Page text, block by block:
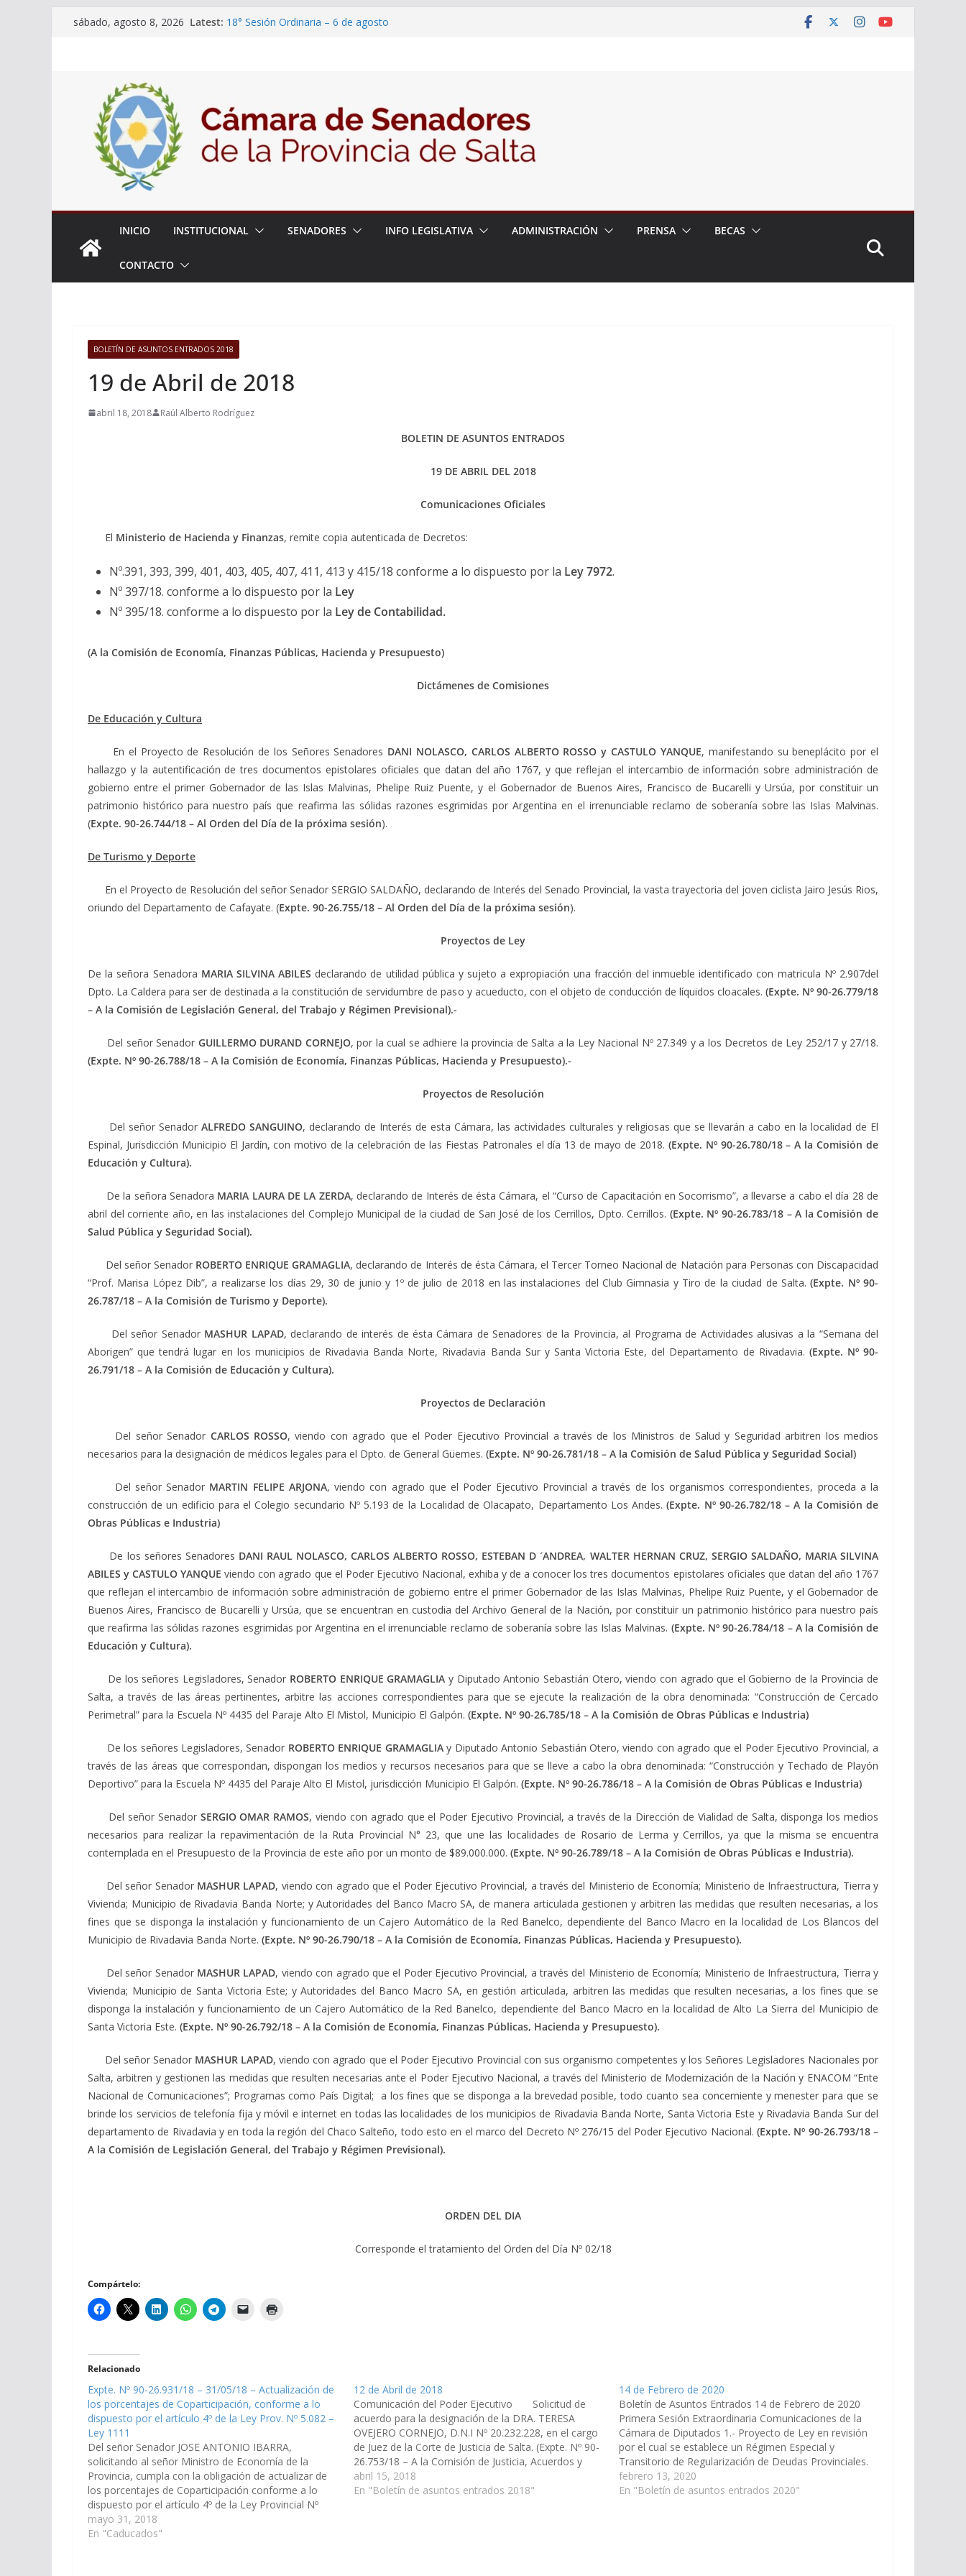
sábado, agosto 8, 2026 Latest: 18° Sesión Ordinaria – 6 de agosto
Expte. Nº 90-34.516/2026 – 06/08/26 – Créase el Ente Salteño
de Protección y Control Vegetal
INICIO INSTITUCIONAL SENADORES INFO LEGISLATIVA ADMINISTRACIÓN PRENSA BECAS
CONTACTO
BOLETÍN DE ASUNTOS ENTRADOS 2018
19 de Abril de 2018
abril 18, 2018 Raúl Alberto Rodríguez
BOLETIN DE ASUNTOS ENTRADOS
19 DE ABRIL DEL 2018
Comunicaciones Oficiales
El Ministerio de Hacienda y Finanzas, remite copia autenticada de Decretos:
Nº.391, 393, 399, 401, 403, 405, 407, 411, 413 y 415/18 conforme a lo dispuesto por la Ley7972.
Nº 397/18. conforme a lo dispuesto por la Ley
Nº 395/18. conforme a lo dispuesto por la Leyde Contabilidad.
(A la Comisión de Economía, Finanzas Públicas, Hacienda y Presupuesto)
Dictámenes de Comisiones
De Educación y Cultura
En el Proyecto de Resolución de los Señores Senadores DANI NOLASCO, CARLOS ALBERTO ROSSO y CASTULO YANQUE, manifestando su beneplácito por el
hallazgo y la autentificación de tres documentos epistolares oficiales que datan del año 1767, y que reflejan el intercambio de información sobre administración de
gobierno entre el primer Gobernador de las Islas Malvinas, Phelipe Ruiz Puente, y el Gobernador de Buenos Aires, Francisco de Bucarelli y Ursúa, por constituir un
patrimonio histórico para nuestro país que reafirma las sólidas razones esgrimidas por Argentina en el irrenunciable reclamo de soberanía sobre las Islas Malvinas.
(Expte. 90-26.744/18 – Al Orden del Día de la próxima sesión).
De Turismo y Deporte
En el Proyecto de Resolución del señor Senador SERGIO SALDAÑO, declarando de Interés del Senado Provincial, la vasta trayectoria del joven ciclista Jairo Jesús Rios,
oriundo del Departamento de Cafayate. (Expte. 90-26.755/18 – Al Orden del Día de la próxima sesión).
Proyectos de Ley
De la señora Senadora MARIA SILVINA ABILES declarando de utilidad pública y sujeto a expropiación una fracción del inmueble identificado con matricula Nº 2.907del
Dpto. La Caldera para ser de destinada a la constitución de servidumbre de paso y acueducto, con el objeto de conducción de líquidos cloacales. (Expte. Nº 90-26.779/18
– A la Comisión de Legislación General, del Trabajo y Régimen Previsional).-
Del señor Senador GUILLERMO DURAND CORNEJO, por la cual se adhiere la provincia de Salta a la Ley Nacional Nº 27.349 y a los Decretos de Ley 252/17 y 27/18.
(Expte. Nº 90-26.788/18 – A la Comisión de Economía, Finanzas Públicas, Hacienda y Presupuesto).-
Proyectos de Resolución
Del señor Senador ALFREDO SANGUINO, declarando de Interés de esta Cámara, las actividades culturales y religiosas que se llevarán a cabo en la localidad de El
Espinal, Jurisdicción Municipio El Jardín, con motivo de la celebración de las Fiestas Patronales el día 13 de mayo de 2018. (Expte. Nº 90-26.780/18 – A la Comisión de
Educación y Cultura).
De la señora Senadora MARIA LAURA DE LA ZERDA, declarando de Interés de ésta Cámara, el “Curso de Capacitación en Socorrismo”, a llevarse a cabo el día 28 de
abril del corriente año, en las instalaciones del Complejo Municipal de la ciudad de San José de los Cerrillos, Dpto. Cerrillos. (Expte. Nº 90-26.783/18 – A la Comisión de
Salud Pública y Seguridad Social).
Del señor Senador ROBERTO ENRIQUE GRAMAGLIA, declarando de Interés de ésta Cámara, el Tercer Torneo Nacional de Natación para Personas con Discapacidad
“Prof. Marisa López Dib”, a realizarse los días 29, 30 de junio y 1º de julio de 2018 en las instalaciones del Club Gimnasia y Tiro de la ciudad de Salta. (Expte. Nº 90-
26.787/18 – A la Comisión de Turismo y Deporte).
Del señor Senador MASHUR LAPAD, declarando de interés de ésta Cámara de Senadores de la Provincia, al Programa de Actividades alusivas a la “Semana del
Aborigen” que tendrá lugar en los municipios de Rivadavia Banda Norte, Rivadavia Banda Sur y Santa Victoria Este, del Departamento de Rivadavia. (Expte. Nº 90-
26.791/18 – A la Comisión de Educación y Cultura).
Proyectos de Declaración
Del señor Senador CARLOS ROSSO, viendo con agrado que el Poder Ejecutivo Provincial a través de los Ministros de Salud y Seguridad arbitren los medios
necesarios para la designación de médicos legales para el Dpto. de General Güemes. (Expte. Nº 90-26.781/18 – A la Comisión de Salud Pública y Seguridad Social)
Del señor Senador MARTIN FELIPE ARJONA, viendo con agrado que el Poder Ejecutivo Provincial a través de los organismos correspondientes, proceda a la
construcción de un edificio para el Colegio secundario Nº 5.193 de la Localidad de Olacapato, Departamento Los Andes.(Expte. Nº 90-26.782/18 – A la Comisión de
Obras Públicas e Industria)
De los señores Senadores DANI RAUL NOLASCO, CARLOS ALBERTO ROSSO, ESTEBAN D ´ANDREA, WALTER HERNAN CRUZ, SERGIO SALDAÑO, MARIA SILVINA
ABILES y CASTULO YANQUE viendo con agrado que el Poder Ejecutivo Nacional, exhiba y de a conocer los tres documentos epistolares oficiales que datan del año 1767
que reflejan el intercambio de información sobre administración de gobierno entre el primer Gobernador de las Islas Malvinas, Phelipe Ruiz Puente, y el Gobernador de
Buenos Aires, Francisco de Bucarelli y Ursúa, que se encuentran en custodia del Archivo General de la Nación, por constituir un patrimonio histórico para nuestro país
que reafirma las sólidas razones esgrimidas por Argentina en el irrenunciable reclamo de soberanía sobre las Islas Malvinas. (Expte. Nº 90-26.784/18 – A la Comisión de
Educación y Cultura).
De los señores Legisladores, Senador ROBERTO ENRIQUE GRAMAGLIAy Diputado Antonio Sebastián Otero, viendo con agrado que el Gobierno de la Provincia de
Salta, a través de las áreas pertinentes, arbitre las acciones correspondientes para que se ejecute la realización de la obra denominada: “Construcción de Cercado
Perimetral” para la Escuela Nº 4435 del Paraje Alto El Mistol, Municipio El Galpón. (Expte. Nº 90-26.785/18 – A la Comisión de Obras Públicas e Industria)
De los señores Legisladores, Senador ROBERTO ENRIQUE GRAMAGLIAy Diputado Antonio Sebastián Otero, viendo con agrado que el Poder Ejecutivo Provincial, a
través de las áreas que correspondan, dispongan los medios y recursos necesarios para que se lleve a cabo la obra denominada: “Construcción y Techado de Playón
Deportivo” para la Escuela Nº 4435 del Paraje Alto El Mistol, jurisdicción Municipio El Galpón. (Expte. Nº 90-26.786/18 – A la Comisión de Obras Públicas e Industria)
Del señor Senador SERGIO OMAR RAMOS, viendo con agrado que el Poder Ejecutivo Provincial, a través de la Dirección de Vialidad de Salta, disponga los medios
necesarios para realizar la repavimentación de la Ruta Provincial N° 23, que une las localidades de Rosario de Lerma y Cerrillos, ya que la misma se encuentra
contemplada en el Presupuesto de la Provincia de este año por un monto de $89.000.000. (Expte. Nº 90-26.789/18 – A la Comisión de Obras Públicas e Industria).
Del señor Senador MASHUR LAPAD, viendo con agrado que el Poder Ejecutivo Provincial, a través del Ministerio de Economía; Ministerio de Infraestructura, Tierra y
Vivienda; Municipio de Rivadavia Banda Norte; y Autoridades del Banco Macro SA, de manera articulada gestionen y arbitren las medidas que resulten necesarias, a los
fines que se disponga la instalación y funcionamiento de un Cajero Automático de la Red Banelco, dependiente del Banco Macro en la localidad de Los Blancos del
Municipio de Rivadavia Banda Norte. (Expte. Nº 90-26.790/18 – A la Comisión de Economía, Finanzas Públicas, Hacienda y Presupuesto).
Del señor Senador MASHUR LAPAD, viendo con agrado que el Poder Ejecutivo Provincial, a través del Ministerio de Economía; Ministerio de Infraestructura, Tierra y
Vivienda; Municipio de Santa Victoria Este; y Autoridades del Banco Macro SA, en gestión articulada, arbitren las medidas que resulten necesarias, a los fines que se
disponga la instalación y funcionamiento de un Cajero Automático de la Red Banelco, dependiente del Banco Macro en la localidad de Alto La Sierra del Municipio de
Santa Victoria Este. (Expte. Nº 90-26.792/18 – A la Comisión de Economía, Finanzas Públicas, Hacienda y Presupuesto).
Del señor Senador MASHUR LAPAD, viendo con agrado que el Poder Ejecutivo Provincial con sus organismo competentes y los Señores Legisladores Nacionales por
Salta, arbitren y gestionen las medidas que resulten necesarias ante el Poder Ejecutivo Nacional, a través del Ministerio de Modernización de la Nación y ENACOM “Ente
Nacional de Comunicaciones”; Programas como País Digital; a los fines que se disponga a la brevedad posible, todo cuanto sea concerniente y menester para que se
brinde los servicios de telefonía fija y móvil e internet en todas las localidades de los municipios de Rivadavia Banda Norte, Santa Victoria Este y Rivadavia Banda Sur del
departamento de Rivadavia y en toda la región del Chaco Salteño, todo esto en el marco del Decreto Nº 276/15 del Poder Ejecutivo Nacional. (Expte. Nº 90-26.793/18 –
A la Comisión de Legislación General, del Trabajo y Régimen Previsional).
ORDEN DEL DIA
Corresponde el tratamiento del Orden del Día Nº 02/18
Compártelo:
Relacionado
Expte. Nº 90-26.931/18 – 31/05/18 – Actualización de
los porcentajes de Coparticipación, conforme a lo
dispuesto por el artículo 4º de la Ley Prov. Nº 5.082 –
Ley 1111
Del señor Senador JOSE ANTONIO IBARRA,
solicitando al señor Ministro de Economía de la
Provincia, cumpla con la obligación de actualizar de
los porcentajes de Coparticipación conforme a lo
dispuesto por el artículo 4º de la Ley Provincial Nº
5.082. (Expte. Nº 90-26.931/18, a la Comisión de
Economía, Finanzas Públicas, Hacienda…
mayo 31, 2018
En "Caducados"
12 de Abril de 2018
Comunicación del Poder Ejecutivo Solicitud de
acuerdo para la designación de la DRA. TERESA
OVEJERO CORNEJO, D.N.I Nº 20.232.228, en el cargo
de Juez de la Corte de Justicia de Salta. (Expte. Nº 90-
26.753/18 – A la Comisión de Justicia, Acuerdos y
Designaciones). Comunicaciones de la Cámara de
Diputados…
abril 15, 2018
En "Boletín de asuntos entrados 2018"
14 de Febrero de 2020
Boletín de Asuntos Entrados 14 de Febrero de 2020
Primera Sesión Extraordinaria Comunicaciones de la
Cámara de Diputados 1.- Proyecto de Ley en revisión
por el cual se establece un Régimen Especial y
Transitorio de Regularización de Deudas Provinciales.
(Expte. N° 91-41.805/20 - A la Comisión de Economía,
Finanzas Públicas,…
febrero 13, 2020
En "Boletín de asuntos entrados 2020"